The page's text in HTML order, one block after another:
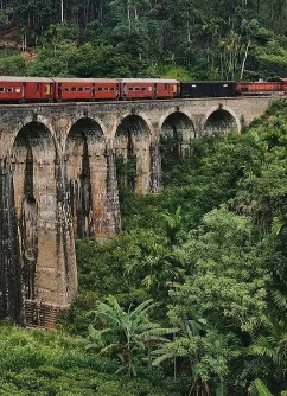
: ₹1, ₹2, ₹5, ₹10
₹2, ₹5, ₹10, ₹20, ₹50, ₹100, ₹500
el tipo de cambio antes de
certificado bancario
en un banco, recibirás un
, ya que te permitirá
a tu moneda antes de salir